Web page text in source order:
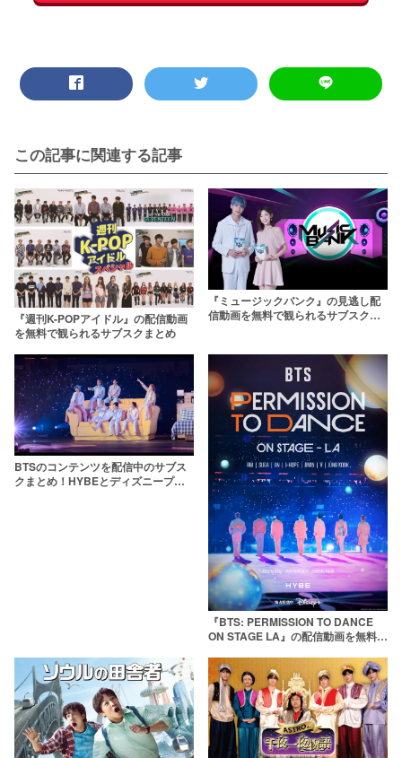
この記事に関連する記事
『週刊K-POPアイドル』の配信動画
を無料で観られるサブスクまとめ
『ミュージックバンク』の見逃し配
信動画を無料で観られるサブスクま
BTSのコンテンツを配信中のサブス
クまとめ！HYBEとディズニープラ
『BTS: PERMISSION TO DANCE
ON STAGE LA』の配信動画を無料で